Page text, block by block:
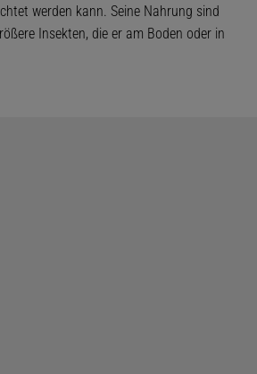
werden kann. Seine Nahrung sind
Insekten, die er am Boden oder in